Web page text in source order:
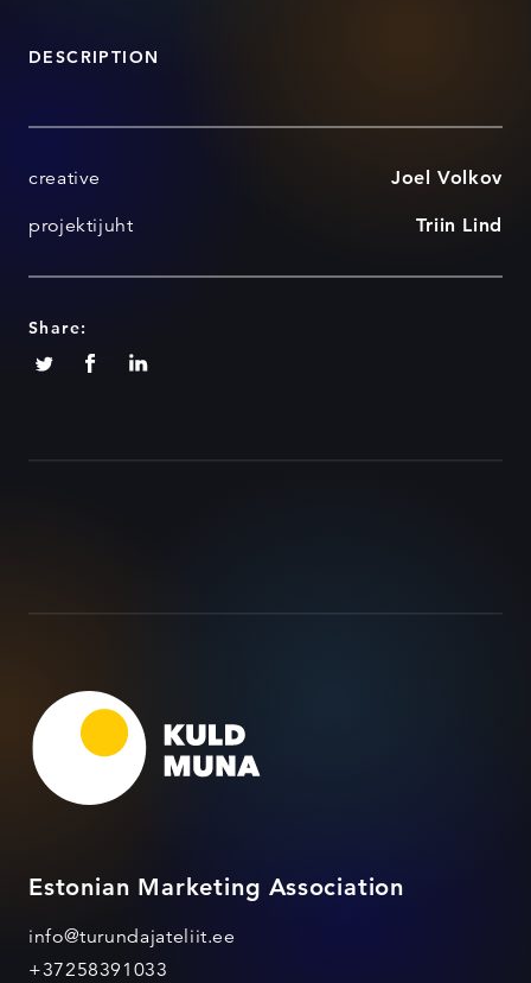
DESCRIPTION
creative Joel Volkov
projektijuht Triin Lind
Share:
Estonian Marketing Association
info@turundajateliit.ee
+37258391033